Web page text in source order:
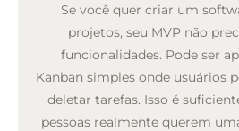
Se você quer criar um
projetos, seu MVP não
funcionalidades. Pode ser
Kanban simples onde usuários
deletar tarefas. Isso é
pessoas realmente querem